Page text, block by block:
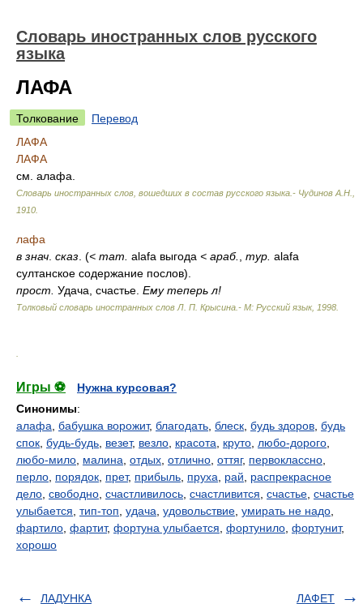
Словарь иностранных слов русского
языка
ЛАФА
Толкование
Перевод
ЛАФА
ЛАФА
см. алафа.
Словарь иностранных слов, вошедших в состав русского языка.- Чудинов А.Н.
1910
лафа
в знач сказ . (< тат. alafa выгода < араб. тур. alafa
султанское содержание послов).
прост. Удача, счастье. Ему теперь л!
Толковый словарь иностранных слов Л. П. Крысина.- М: Русский язык, 1998
Игры ⚽
Нужна курсовая?
Синонимы:
алафа бабушка ворожит, благодать блеск будь здоров будь
спок будь-будь везет, везло красота круто любо-дорого
любо-мило малина отдых отлично оттяг, первоклассно
перло порядок прет, прибыль пруха рай
распрекрасное
дело свободно счастливилось счастливится счастье счастье
улыбается тип-топ удача удовольствие умирать не надо
фартило фартит, фортуна улыбается фортунило фортунит,
хорошо
ЛАДУНКА ЛАФЕТ